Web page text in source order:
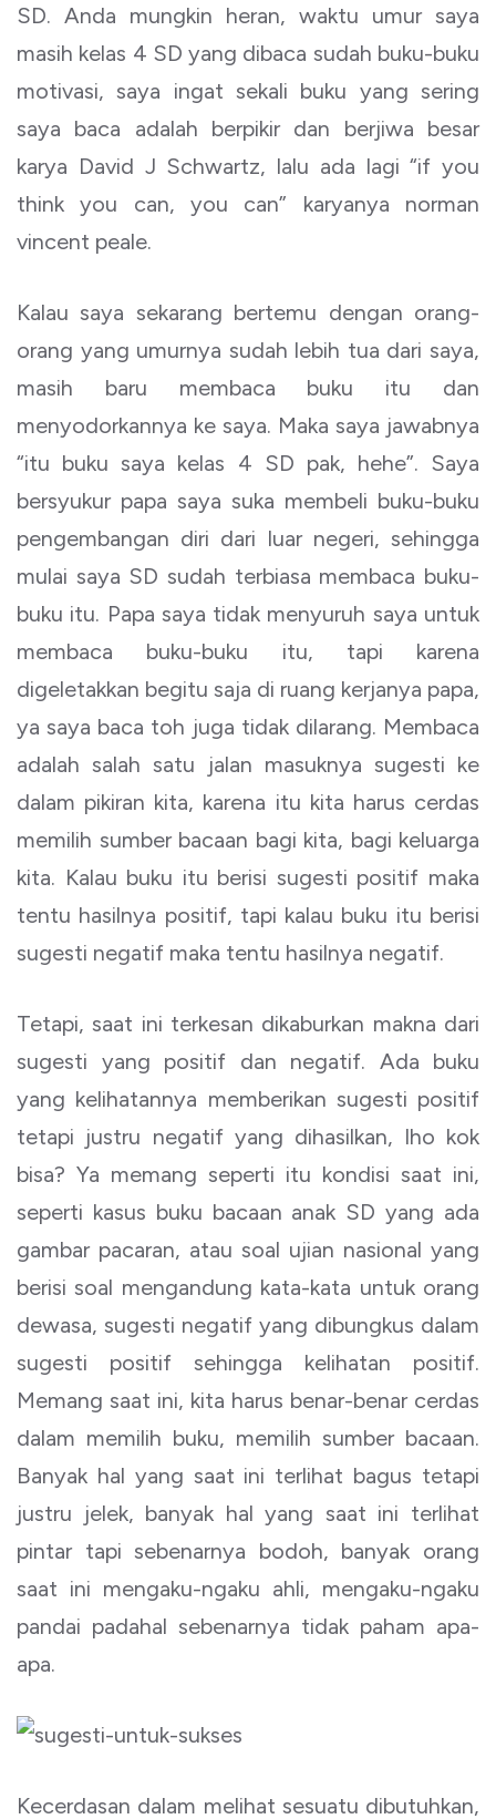
SD. Anda mungkin heran, waktu umur saya
masih kelas 4 SD yang dibaca sudah buku-buku
motivasi, saya ingat sekali buku yang sering
saya baca adalah berpikir dan berjiwa besar
karya David J Schwartz, lalu ada lagi “if you
think you can, you can” karyanya norman
vincent peale.
Kalau saya sekarang bertemu dengan orang-
orang yang umurnya sudah lebih tua dari saya,
masih baru membaca buku itu dan
menyodorkannya ke saya. Maka saya jawabnya
“itu buku saya kelas 4 SD pak, hehe”. Saya
bersyukur papa saya suka membeli buku-buku
pengembangan diri dari luar negeri, sehingga
mulai saya SD sudah terbiasa membaca buku-
buku itu. Papa saya tidak menyuruh saya untuk
membaca buku-buku itu, tapi karena
digeletakkan begitu saja di ruang kerjanya papa,
ya saya baca toh juga tidak dilarang. Membaca
adalah salah satu jalan masuknya sugesti ke
dalam pikiran kita, karena itu kita harus cerdas
memilih sumber bacaan bagi kita, bagi keluarga
kita. Kalau buku itu berisi sugesti positif maka
tentu hasilnya positif, tapi kalau buku itu berisi
sugesti negatif maka tentu hasilnya negatif.
Tetapi, saat ini terkesan dikaburkan makna dari
sugesti yang positif dan negatif. Ada buku
yang kelihatannya memberikan sugesti positif
tetapi justru negatif yang dihasilkan, lho kok
bisa? Ya memang seperti itu kondisi saat ini,
seperti kasus buku bacaan anak SD yang ada
gambar pacaran, atau soal ujian nasional yang
berisi soal mengandung kata-kata untuk orang
dewasa, sugesti negatif yang dibungkus dalam
sugesti positif sehingga kelihatan positif.
Memang saat ini, kita harus benar-benar cerdas
dalam memilih buku, memilih sumber bacaan.
Banyak hal yang saat ini terlihat bagus tetapi
justru jelek, banyak hal yang saat ini terlihat
pintar tapi sebenarnya bodoh, banyak orang
saat ini mengaku-ngaku ahli, mengaku-ngaku
pandai padahal sebenarnya tidak paham apa-
apa.
Kecerdasan dalam melihat sesuatu dibutuhkan,